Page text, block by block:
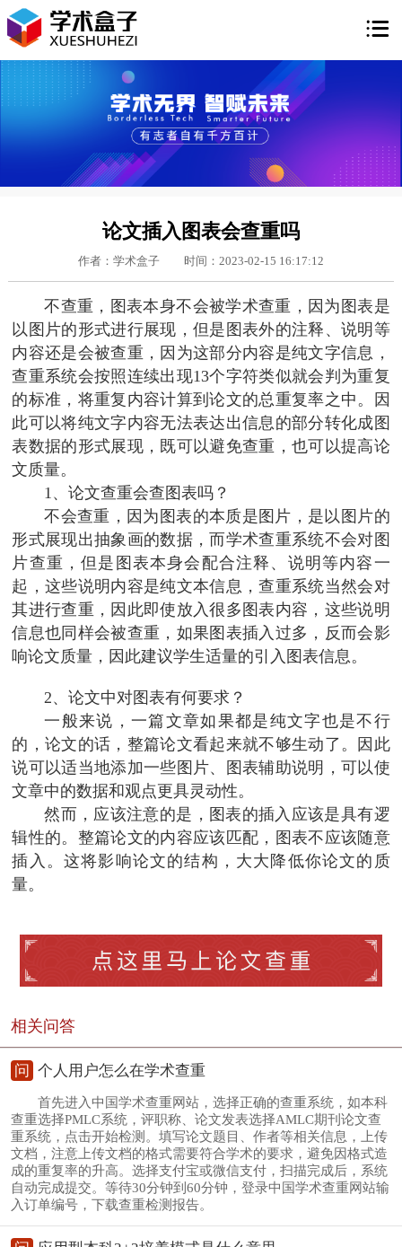

论文插入图表会查重吗
作者：学术盒子 时间：2023-02-15 16:17:12
不查重，图表本身不会被学术查重，因为图表是
以图片的形式进行展现，但是图表外的注释、说明等
内容还是会被查重，因为这部分内容是纯文字信息，
查重系统会按照连续出现13个字符类似就会判为重复
的标准，将重复内容计算到论文的总重复率之中。因
此可以将纯文字内容无法表达出信息的部分转化成图
表数据的形式展现，既可以避免查重，也可以提高论
文质量。
1、论文查重会查图表吗？
不会查重，因为图表的本质是图片，是以图片的
形式展现出抽象画的数据，而学术查重系统不会对图
片查重，但是图表本身会配合注释、说明等内容一
起，这些说明内容是纯文本信息，查重系统当然会对
其进行查重，因此即使放入很多图表内容，这些说明
信息也同样会被查重，如果图表插入过多，反而会影
响论文质量，因此建议学生适量的引入图表信息。
2、论文中对图表有何要求？
一般来说，一篇文章如果都是纯文字也是不行
的，论文的话，整篇论文看起来就不够生动了。因此
说可以适当地添加一些图片、图表辅助说明，可以使
文章中的数据和观点更具灵动性。
然而，应该注意的是，图表的插入应该是具有逻
辑性的。整篇论文的内容应该匹配，图表不应该随意
插入。这将影响论文的结构，大大降低你论文的质
量。
相关问答
问 个人用户怎么在学术查重
首先进入中国学术查重网站，选择正确的查重系统，如本科
查重选择PMLC系统，评职称、论文发表选择AMLC期刊论文查
重系统，点击开始检测。填写论文题目、作者等相关信息，上传
文档，注意上传文档的格式需要符合学术的要求，避免因格式造
成的重复率的升高。选择支付宝或微信支付，扫描完成后，系统
自动完成提交。等待30分钟到60分钟，登录中国学术查重网站输
入订单编号，下载查重检测报告。